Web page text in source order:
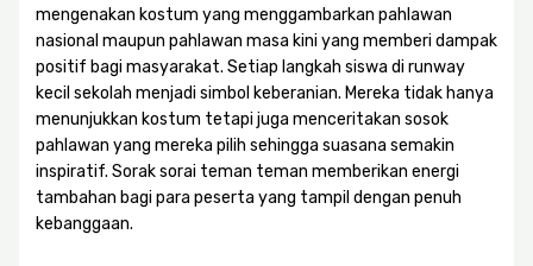
mengenakan kostum yang menggambarkan pahlawan
nasional maupun pahlawan masa kini yang memberi dampak
positif bagi masyarakat. Setiap langkah siswa di runway
kecil sekolah menjadi simbol keberanian. Mereka tidak hanya
menunjukkan kostum tetapi juga menceritakan sosok
pahlawan yang mereka pilih sehingga suasana semakin
inspiratif. Sorak sorai teman teman memberikan energi
tambahan bagi para peserta yang tampil dengan penuh
kebanggaan.